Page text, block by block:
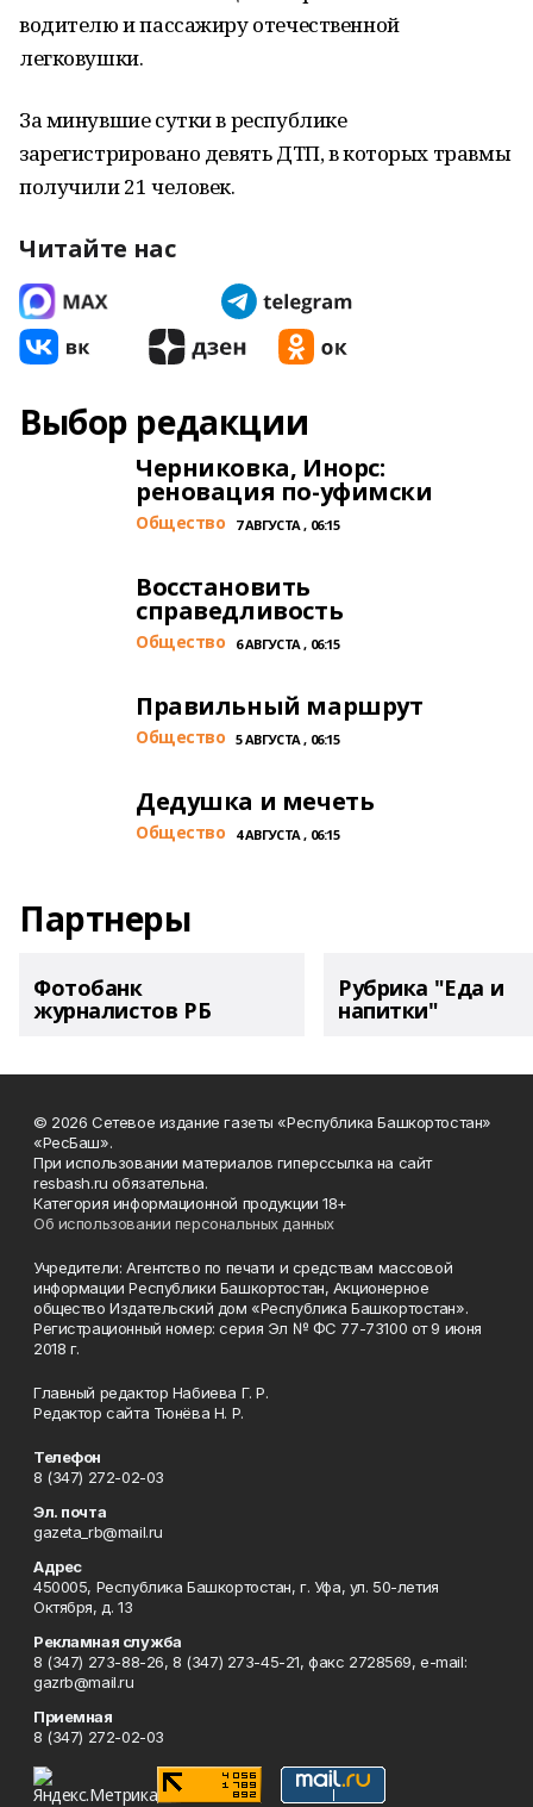
водителю и пассажиру отечественной
легковушки.
За минувшие сутки в республике
зарегистрировано девять ДТП, в которых травмы
получили 21 человек.
Читайте нас
Выбор редакции
Черниковка, Инорс:
реновация по-уфимски
Общество 7 АВГУСТА , 06:15
Восстановить
справедливость
Общество 6 АВГУСТА , 06:15
Правильный маршрут
Общество 5 АВГУСТА , 06:15
Дедушка и мечеть
Общество 4 АВГУСТА , 06:15
Партнеры
Фотобанк
журналистов РБ
Рубрика "Еда и
напитки"
© 2026 Сетевое издание газеты «Республика Башкортостан»
«РесБаш».
При использовании материалов гиперссылка на сайт
resbash.ru обязательна.
Категория информационной продукции 18+
Об использовании персональных данных
Учредители: Агентство по печати и средствам массовой
информации Республики Башкортостан, Акционерное
общество Издательский дом «Республика Башкортостан».
Регистрационный номер: серия Эл № ФС 77-73100 от 9 июня
2018 г.
Главный редактор Набиева Г. Р.
Редактор сайта Тюнёва Н. Р.
Телефон
8 (347) 272-02-03
Эл. почта
gazeta_rb@mail.ru
Адрес
450005, Республика Башкортостан, г. Уфа, ул. 50-летия
Октября, д. 13
Рекламная служба
8 (347) 273-88-26, 8 (347) 273-45-21, факс 2728569, e-mail:
gazrb@mail.ru
Приемная
8 (347) 272-02-03